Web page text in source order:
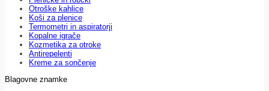
Otroške kahlice
Koši za plenice
Termometri in aspiratorji
Kopalne igrače
Kozmetika za otroke
Antirepelenti
Kreme za sončenje
Blagovne znamke